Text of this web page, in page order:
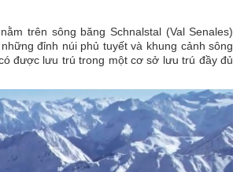
trên sông băng Schnalstal (Val Senales)
đỉnh núi phủ tuyết và khung cảnh sông
được lưu trú trong một cơ sở lưu trú đầy đủ